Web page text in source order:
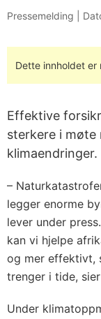
Pressemelding |
Dette innholdet er
Effektive
sterkere i
klimaendringer.
–
legger enorme
lever under
kan vi hjelpe
og mer effektivt,
trenger i tide,
Under